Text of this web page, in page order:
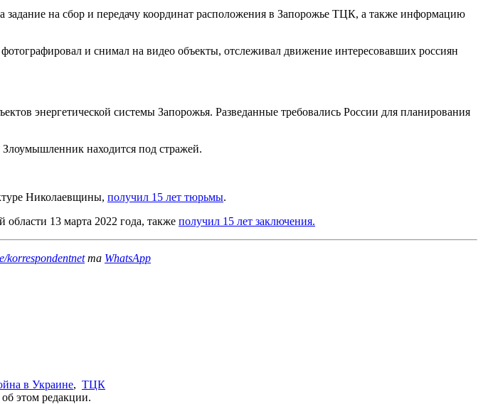
на сбор и передачу координат расположения в Запорожье ТЦК, а также информацию
и снимал на видео объекты, отслеживал движение интересовавших россиян
энергетической системы Запорожья. Разведанные требовались России для планирования
находится под стражей.
Николаевщины, получил 15 лет тюрьмы.
13 марта 2022 года, также получил 15 лет заключения.
korrespondentnetта WhatsApp
в Украине, ТЦК
этом редакции.